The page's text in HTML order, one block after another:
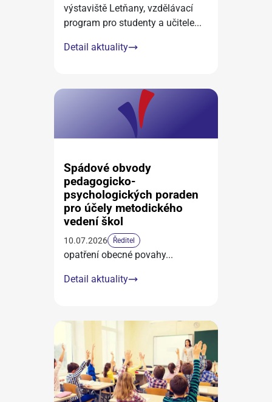
výstaviště Letňany, vzdělávací
program pro studenty a učitele...
Detail aktuality
Spádové obvody
pedagogicko-
psychologických poraden
pro účely metodického
vedení škol
10.07.2026 Ředitel
opatření obecné povahy...
Detail aktuality